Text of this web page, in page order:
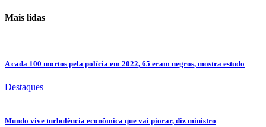
Mais lidas
A cada 100 mortos pela polícia em 2022, 65 eram negros, mostra estudo
Destaques
Mundo vive turbulência econômica que vai piorar, diz ministro